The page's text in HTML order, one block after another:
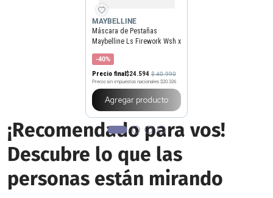
MAYBELLINE
Máscara de Pestañas
Maybelline Ls Firework Wsh x
32 ml
-40%
Precio final$24.594 $40.990
Precio sin impuestos nacionales $20.326
Agregar producto
¡Recomendado para vos!
Descubre lo que las
personas están mirando